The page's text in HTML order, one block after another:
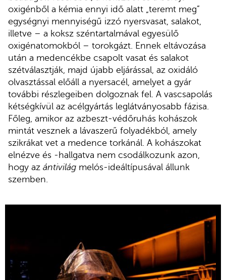
oxigénből a kémia ennyi idő alatt „teremt meg”
egységnyi mennyiségű izzó nyersvasat, salakot,
illetve – a koksz széntartalmával egyesülő
oxigénatomokból – torokgázt. Ennek eltávozása
után a medencékbe csapolt vasat és salakot
szétválasztják, majd újabb eljárással, az oxidáló
olvasztással előáll a nyersacél, amelyet a gyár
további részlegeiben dolgoznak fel. A vascsapolás
kétségkívül az acélgyártás leglátványosabb fázisa.
Főleg, amikor az azbeszt-védőruhás kohászok
mintát vesznek a lávaszerű folyadékból, amely
szikrákat vet a medence torkánál. A kohászokat
elnézve és -hallgatva nem csodálkozunk azon,
hogy az ántivilág melós-ideáltípusával állunk
szemben.